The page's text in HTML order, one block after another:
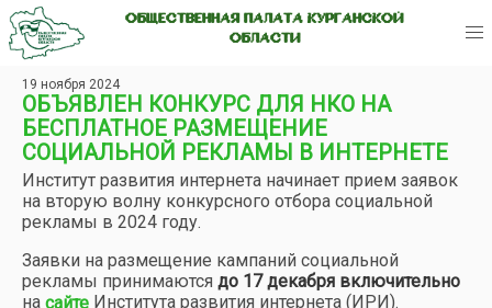
ОБЩЕСТВЕННАЯ ПАЛАТА КУРГАНСКОЙ
ОБЛАСТИ
19 ноября 2024
ОБЪЯВЛЕН КОНКУРС ДЛЯ НКО НА
БЕСПЛАТНОЕ РАЗМЕЩЕНИЕ
СОЦИАЛЬНОЙ РЕКЛАМЫ В ИНТЕРНЕТЕ
Институт развития интернета начинает прием заявок
на вторую волну конкурсного отбора социальной
рекламы в 2024 году.
Заявки на размещение кампаний социальной
рекламы принимаются до 17 декабря включительно
на сайте Института развития интернета (ИРИ).